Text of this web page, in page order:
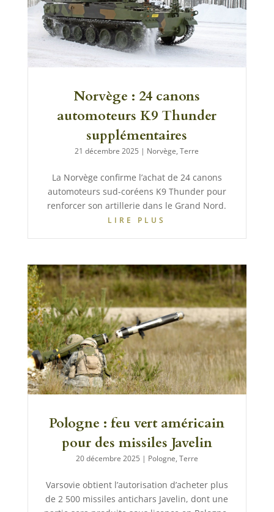
Norvège : 24 canons
automoteurs K9 Thunder
supplémentaires
21 décembre 2025 | Norvège,Terre
La Norvège confirme l’achat de 24 canons
automoteurs sud-coréens K9 Thunder pour
renforcer son artillerie dans le Grand Nord.
LIRE PLUS
Pologne : feu vert américain
pour des missiles Javelin
20 décembre 2025 | Pologne, Terre
Varsovie obtient l’autorisation d’acheter plus
de 2 500 missiles antichars Javelin, dont une